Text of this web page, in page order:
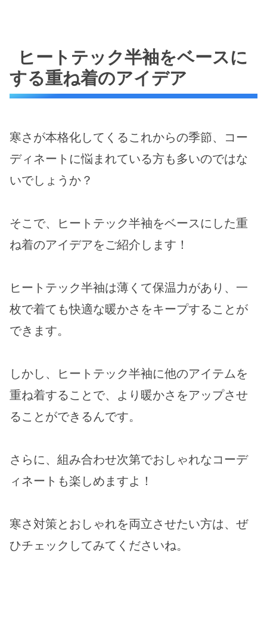
ヒートテック半袖をベースに
する重ね着のアイデア
寒さが本格化してくるこれからの季節、コー
ディネートに悩まれている方も多いのではな
いでしょうか？
そこで、ヒートテック半袖をベースにした重
ね着のアイデアをご紹介します！
ヒートテック半袖は薄くて保温力があり、一
枚で着ても快適な暖かさをキープすることが
できます。
しかし、ヒートテック半袖に他のアイテムを
重ね着することで、より暖かさをアップさせ
ることができるんです。
さらに、組み合わせ次第でおしゃれなコーデ
ィネートも楽しめますよ！
寒さ対策とおしゃれを両立させたい方は、ぜ
ひチェックしてみてくださいね。